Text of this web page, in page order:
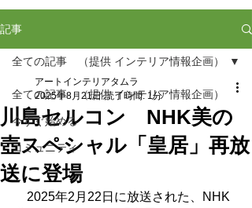
記事
全ての記事 （提供 インテリア情報企画）
今すぐ始める
コミュニティ
全ての記事 （提供 インテリア情報企画）
川島セルコン NHK美の
壺スペシャル「皇居」再放
送に登場
アートインテリアタムラ
2025年8月21日 読了時間: 1分
2025年2月22日に放送された、NHK